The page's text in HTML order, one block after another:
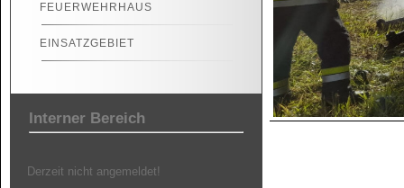
FEUERWEHRHAUS
EINSATZGEBIET
Interner Bereich
Derzeit nicht angemeldet!